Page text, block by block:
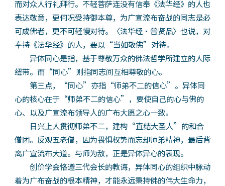
而对众人行礼拜行。不轻菩萨连没有信奉《法华经》的人也
表达敬意，更何况受持御本尊，为广宣流布奋战的同志是必
可成佛者，更不可轻慢对待。〈法华经·普贤品〉也说，对
奉持《法华经》的人，要以“当如敬佛”对待。
异体同心是指，基于尊敬万众的佛法哲学所建立的人际
纽带。而“同心”则指同志间互相尊敬的心。
第三点，“同心”亦指“师弟不二的信心”。异体同
心的核心在于“师弟不二的信心”，要使自己的心与佛的
心、以及广宣流布领导人的广布大愿之心一致。
日兴上人贯彻师弟不二，建构“直结大圣人”的和合
僧团。反观五老僧，因为畏惧权势而忘却师弟精神，最后背
离广宣流布大道。与师为敌，正是异体异心的表现。
创价学会恪遵三代会长的教诲，异体同心的组织中脉动
着为广布奋战的根本精神，才能永远秉持佛的伟大生命力，